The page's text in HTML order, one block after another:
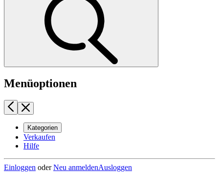
Menüoptionen
Kategorien
Verkaufen
Hilfe
Einloggen oderNeu anmeldenAusloggen